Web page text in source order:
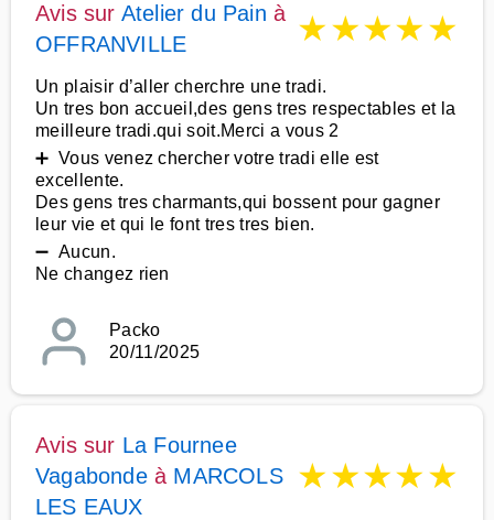
Avis sur Atelier du Pain à
OFFRANVILLE
★★★★★
Un plaisir d’aller cherchre une tradi.
Un tres bon accueil,des gens tres respectables et la
meilleure tradi.qui soit.Merci a vous 2
➕ Vous venez chercher votre tradi elle est
excellente.
Des gens tres charmants,qui bossent pour gagner
leur vie et qui le font tres tres bien.
➖ Aucun.
Ne changez rien
Packo
20/11/2025
Avis sur La Fournee
Vagabondeà MARCOLS
LES EAUX
★★★★★